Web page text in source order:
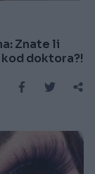
Znate li
doktora?!